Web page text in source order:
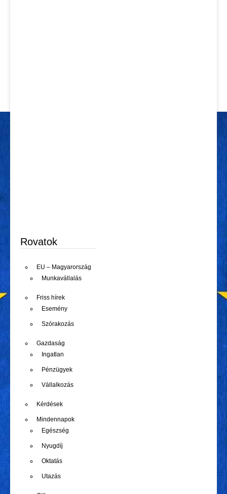
Rovatok
EU – Magyarország
Munkavállalás
Friss hírek
Esemény
Szórakozás
Gazdaság
Ingatlan
Pénzügyek
Vállalkozás
Kérdések
Mindennapok
Egészség
Nyugdíj
Oktatás
Utazás